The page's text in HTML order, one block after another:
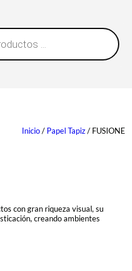
Inicio/ Papel Tapiz/ FUSIONE
con gran riqueza visual, su
creando ambientes